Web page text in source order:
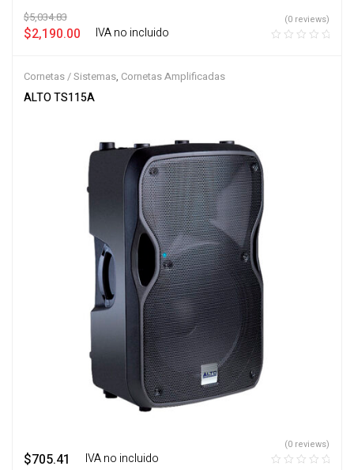
$5,034.83
$2,190.00 ‎ ‎ ‎ IVA no incluido
(0 reviews)
Cornetas / Sistemas, Cornetas Amplificadas
ALTO TS115A
$705.41 ‎ ‎ ‎ IVA no incluido
(0 reviews)